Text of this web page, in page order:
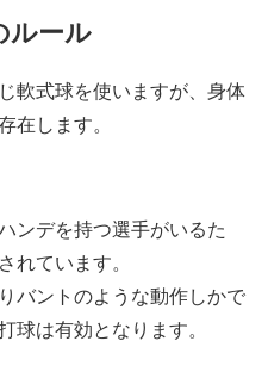
ルール
軟式球を使いますが、身体
在します。
ンデを持つ選手がいるた
れています。
バントのような動作しかで
球は有効となります。